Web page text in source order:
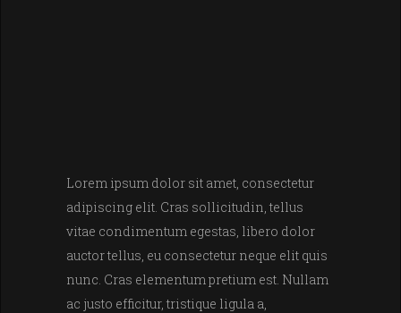
Lorem ipsum dolor sit amet, consectetur
adipiscing elit. Cras sollicitudin, tellus
vitae condimentum egestas, libero dolor
auctor tellus, eu consectetur neque elit quis
nunc. Cras elementum pretium est. Nullam
ac justo efficitur, tristique ligula a,